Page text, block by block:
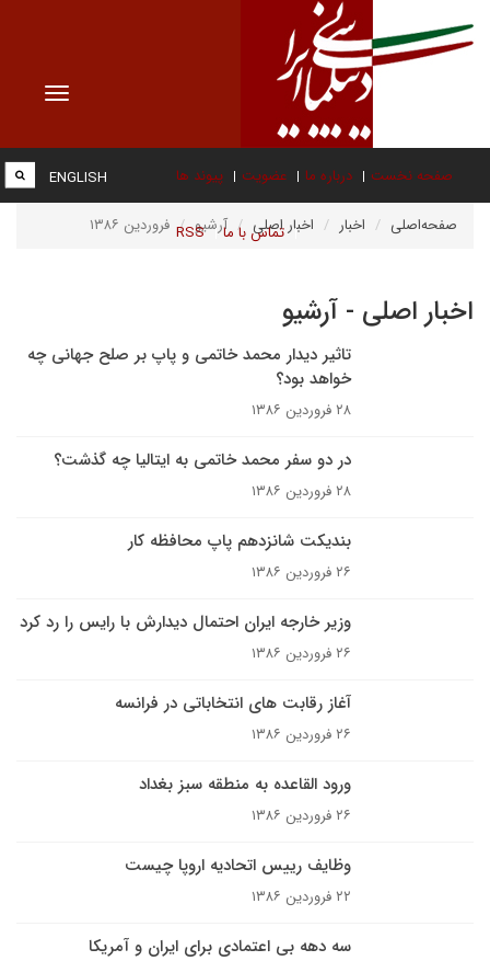
Toggle
صفحه نخست درباره ما عضویت پیوند ها
تماس با ما RSS
ENGLISH
صفحه‌اصلی اخبار اخبار اصلی آرشیو فروردین ۱۳۸۶
اخبار اصلی - آرشیو
تاثیر دیدار محمد خاتمی و پاپ بر صلح جهانی چه
خواهد بود؟
۲۸ فروردین ۱۳۸۶
در دو سفر محمد خاتمی به ایتالیا چه گذشت؟
۲۸ فروردین ۱۳۸۶
بندیکت شانزدهم پاپ محافظه کار
۲۶ فروردین ۱۳۸۶
وزیر خارجه ایران احتمال دیدارش با رایس را رد کرد
۲۶ فروردین ۱۳۸۶
آغاز رقابت های انتخاباتی در فرانسه
۲۶ فروردین ۱۳۸۶
ورود القاعده به منطقه سبز بغداد
۲۶ فروردین ۱۳۸۶
وظايف رییس اتحادیه اروپا چيست
۲۲ فروردین ۱۳۸۶
سه دهه بى اعتمادى براى ايران و آمريکا